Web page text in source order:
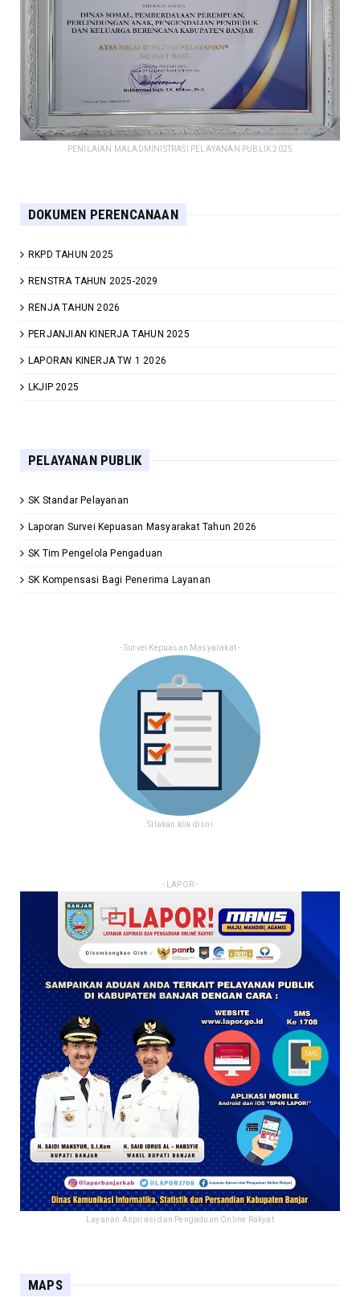
PENILAIAN MALADMINISTRASI PELAYANAN PUBLIK 2025
DOKUMEN PERENCANAAN
RKPD TAHUN 2025
RENSTRA TAHUN 2025-2029
RENJA TAHUN 2026
PERJANJIAN KINERJA TAHUN 2025
LAPORAN KINERJA TW 1 2026
LKJIP 2025
PELAYANAN PUBLIK
SK Standar Pelayanan
Laporan Survei Kepuasan Masyarakat Tahun 2026
SK Tim Pengelola Pengaduan
SK Kompensasi Bagi Penerima Layanan
- Survei Kepuasan Masyarakat -
Silakan klik disni
- LAPOR -
Layanan Aspirasi dan Pengaduan Online Rakyat
MAPS